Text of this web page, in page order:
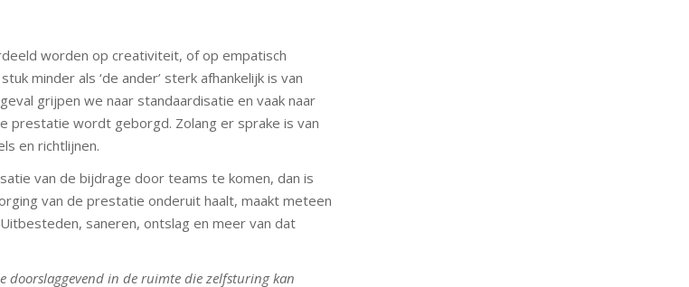
worden op creativiteit, of op empatisch
minder als ‘de ander’ sterk afhankelijk is van
grijpen we naar standaardisatie en vaak naar
prestatie wordt geborgd. Zolang er sprake is van
en richtlijnen.
van de bijdrage door teams te komen, dan is
van de prestatie onderuit haalt, maakt meteen
saneren, ontslag en meer van dat
doorslaggevend in de ruimte die zelfsturing kan